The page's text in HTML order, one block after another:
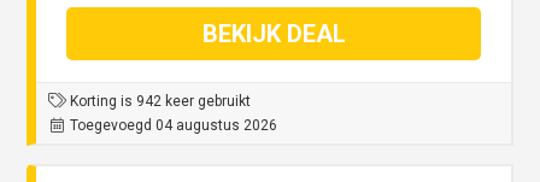
BEKIJK DEAL
Korting is 942 keer gebruikt
Toegevoegd 04 augustus 2026